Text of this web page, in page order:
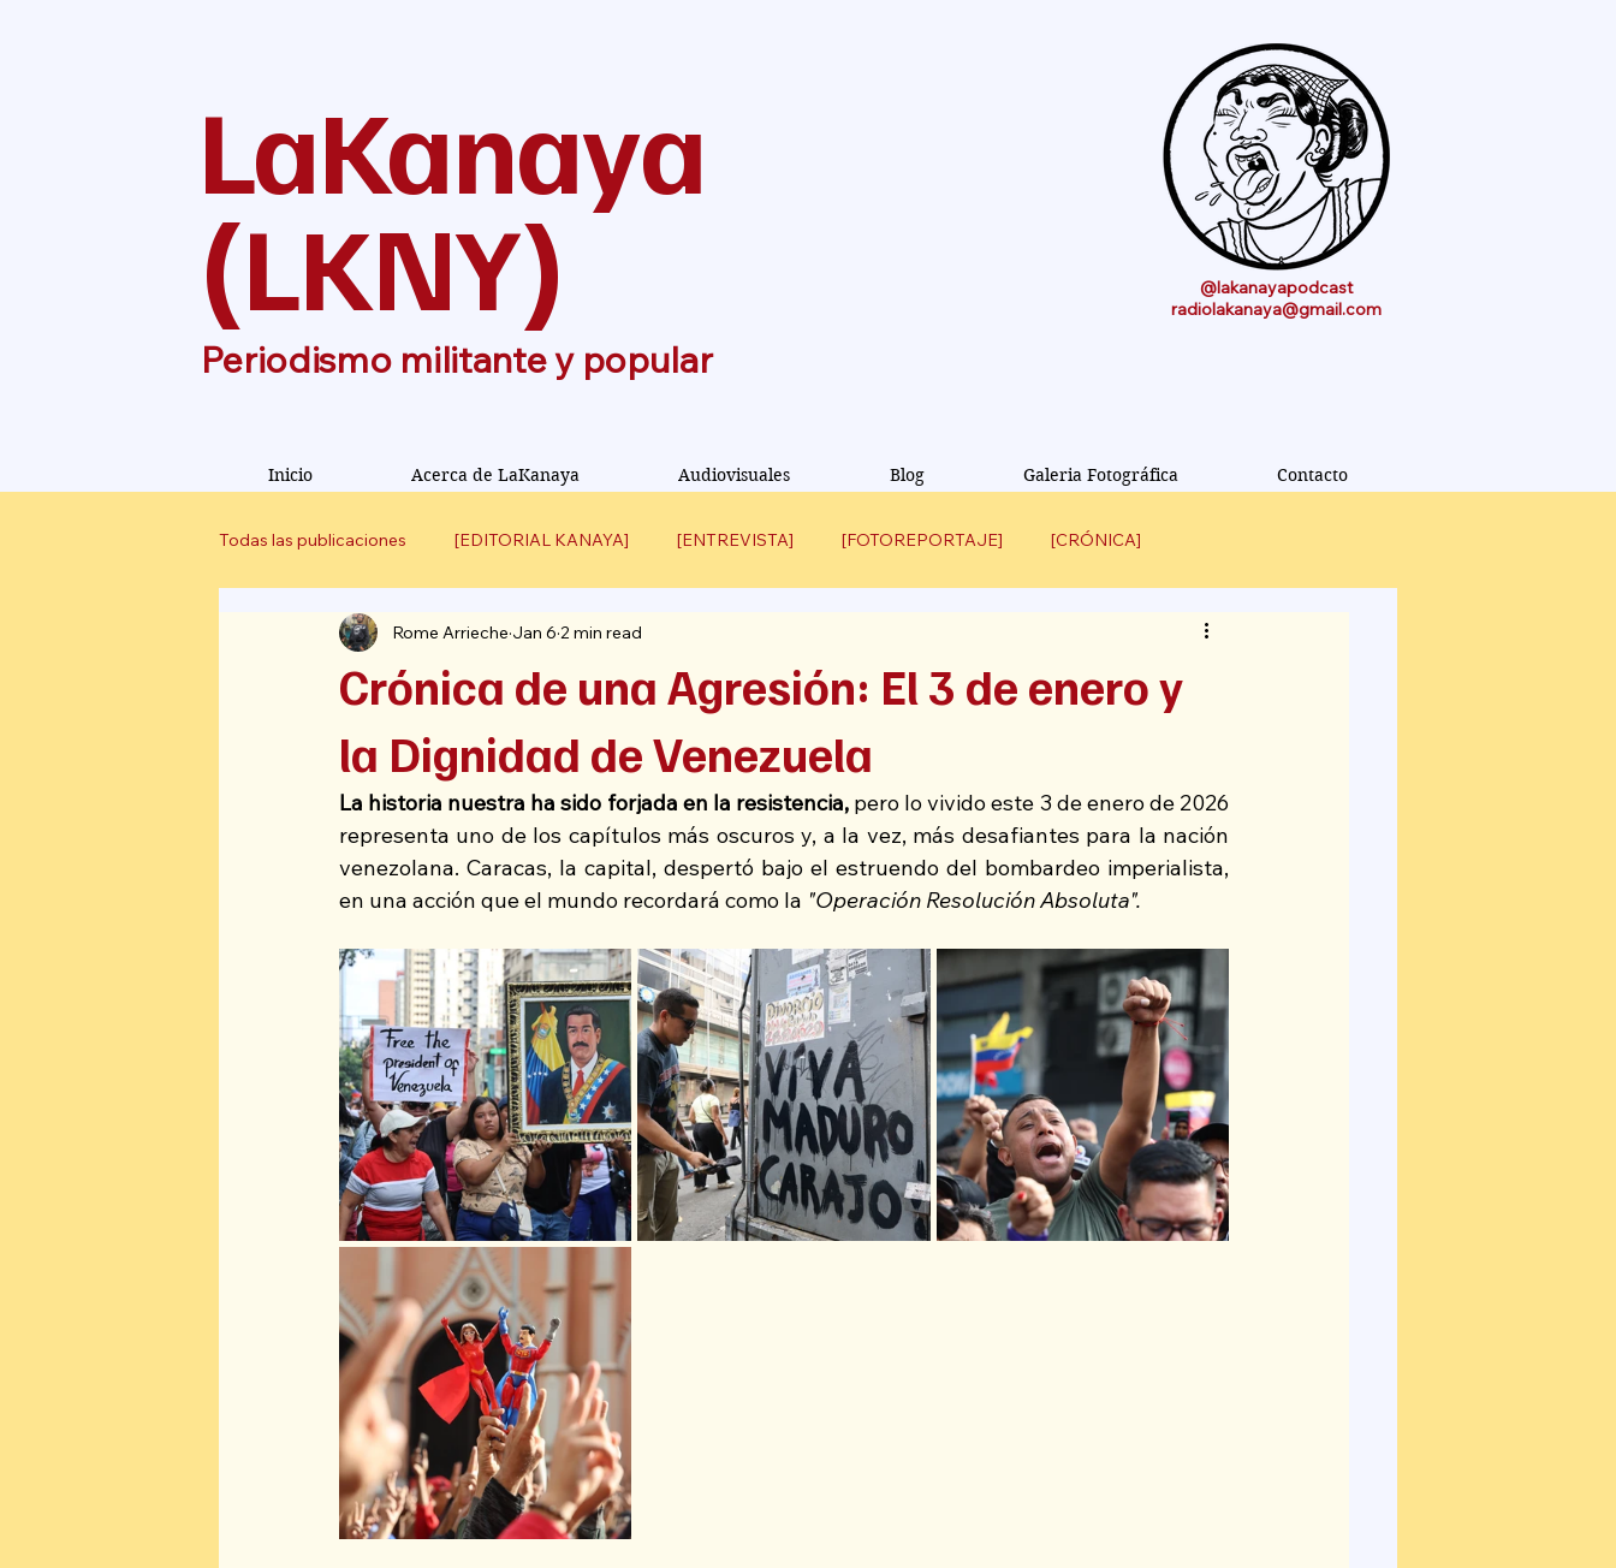
@lakanayapodcast
radiolakanaya@gmail.com
LaKanaya
(LKNY)
Periodismo militante y popular
Inicio Acerca de LaKanaya Audiovisuales Blog Galeria Fotográfica Contacto
Todas las publicaciones [EDITORIAL KANAYA] [ENTREVISTA] [FOTOREPORTAJE] [CRÓNICA]
[ARTÍCULO DE OPINIÓN] [COLABORACIÓN]
Crónica de una Agresión: El 3 de enero y
la Dignidad de Venezuela
Rome Arrieche Jan 6 2 min read
La historia nuestra ha sido forjada en la resistencia, pero lo vivido este 3 de enero de 2026
representa uno de los capítulos más oscuros y, a la vez, más desafiantes para la nación
venezolana. Caracas, la capital, despertó bajo el estruendo del bombardeo imperialista,
en una acción que el mundo recordará como la "Operación Resolución Absoluta".